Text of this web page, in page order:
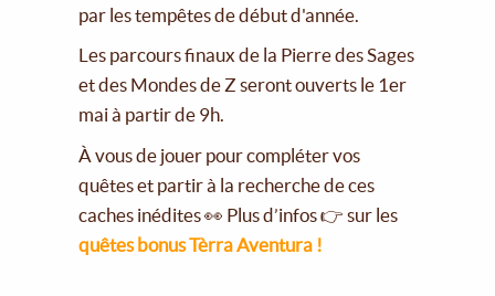
par les tempêtes de début d'année.
Les parcours finaux de la Pierre des Sages
et des Mondes de Z seront ouverts le 1er
mai à partir de 9h.
À vous de jouer pour compléter vos
quêtes et partir à la recherche de ces
caches inédites 👀 Plus d’infos 👉 sur les
quêtes bonus Tèrra Aventura !